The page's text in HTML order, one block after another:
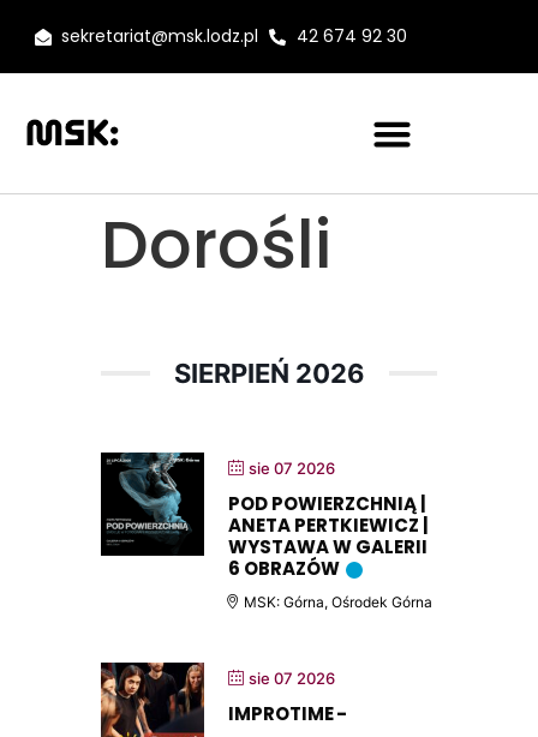
sekretariat@msk.lodz.pl 42 674 92 30
Dorośli
SIERPIEŃ 2026
sie 07 2026
POD POWIERZCHNIĄ |
ANETA PERTKIEWICZ |
WYSTAWA W GALERII
6 OBRAZÓW
MSK: Górna, Ośrodek Górna
sie 07 2026
IMPROTIME -